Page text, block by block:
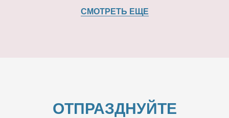
СМОТРЕТЬ ЕЩЕ
ОТПРАЗДНУЙТЕ